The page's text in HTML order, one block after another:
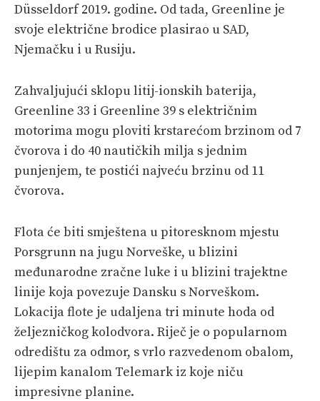
Düsseldorf 2019. godine. Od tada, Greenline je
svoje električne brodice plasirao u SAD,
Njemačku i u Rusiju.
Zahvaljujući sklopu litij-ionskih baterija,
Greenline 33 i Greenline 39 s električnim
motorima mogu ploviti krstarećom brzinom od 7
čvorova i do 40 nautičkih milja s jednim
punjenjem, te postići najveću brzinu od 11
čvorova.
Flota će biti smještena u pitoresknom mjestu
Porsgrunn na jugu Norveške, u blizini
međunarodne zračne luke i u blizini trajektne
linije koja povezuje Dansku s Norveškom.
Lokacija flote je udaljena tri minute hoda od
željezničkog kolodvora. Riječ je o popularnom
odredištu za odmor, s vrlo razvedenom obalom,
lijepim kanalom Telemark iz koje niču
impresivne planine.